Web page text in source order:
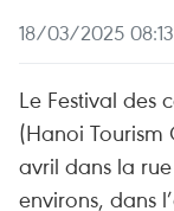
18/03/2025 08:13
Le Festival des
(Hanoi Tourism
avril dans la
environs, dans